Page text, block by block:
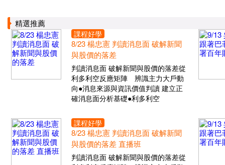
精選推薦
課程好學
8/23 楊忠憲 判讀消息面 破解新聞
與股價的落差
判讀消息面 破解新聞與股價的落差從
利多利空反應矩陣 辨識主力大戶動
向●消息來源與資訊價值判讀 建立正
確消息面分析基礎●利多利空
課程好學
8/23 楊忠憲 判讀消息面 破解新聞
與股價的落差 直播班
判讀消息面 破解新聞與股價的落差從